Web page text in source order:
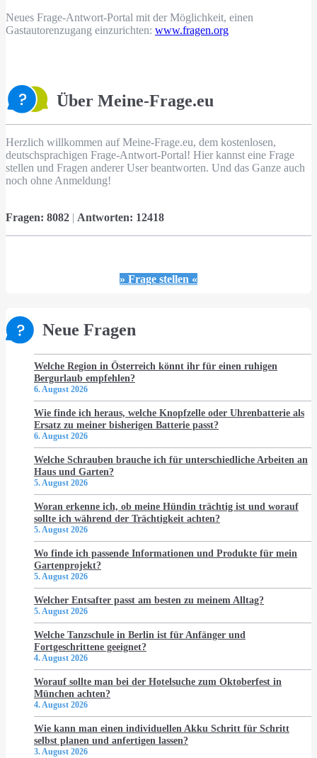
Neues Frage-Antwort-Portal mit der Möglichkeit, einen
Gastautorenzugang einzurichten: www.fragen.org
Über Meine-Frage.eu
Herzlich willkommen auf Meine-Frage.eu, dem kostenlosen,
deutschsprachigen Frage-Antwort-Portal! Hier kannst eine Frage
stellen und Fragen anderer User beantworten. Und das Ganze auch
noch ohne Anmeldung!
Fragen: 8082 | Antworten: 12418
» Frage stellen «
Neue Fragen
Welche Region in Österreich könnt ihr für einen ruhigen
Bergurlaub empfehlen?
6. August 2026
Wie finde ich heraus, welche Knopfzelle oder Uhrenbatterie als
Ersatz zu meiner bisherigen Batterie passt?
6. August 2026
Welche Schrauben brauche ich für unterschiedliche Arbeiten an
Haus und Garten?
5. August 2026
Woran erkenne ich, ob meine Hündin trächtig ist und worauf
sollte ich während der Trächtigkeit achten?
5. August 2026
Wo finde ich passende Informationen und Produkte für mein
Gartenprojekt?
5. August 2026
Welcher Entsafter passt am besten zu meinem Alltag?
5. August 2026
Welche Tanzschule in Berlin ist für Anfänger und
Fortgeschrittene geeignet?
4. August 2026
Worauf sollte man bei der Hotelsuche zum Oktoberfest in
München achten?
4. August 2026
Wie kann man einen individuellen Akku Schritt für Schritt
selbst planen und anfertigen lassen?
3. August 2026